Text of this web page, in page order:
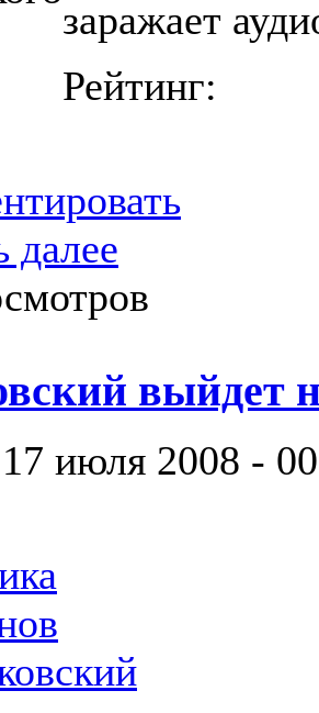
заражает
Рейтинг:
далее
выйдет
июля 2008 -